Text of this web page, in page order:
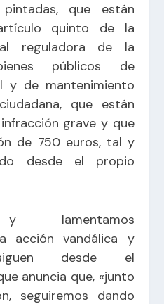
que están
quinto de la
reguladora de la
públicos de
y de mantenimiento
que están
grave y que
de 750 euros, tal y
desde el propio
y lamentamos
acción vandálica y
desde el
anuncia que, «junto
seguiremos dando